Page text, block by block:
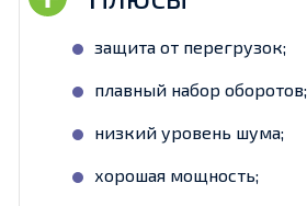
защита от перегрузок;
плавный набор оборотов;
низкий уровень шума;
хорошая мощность;